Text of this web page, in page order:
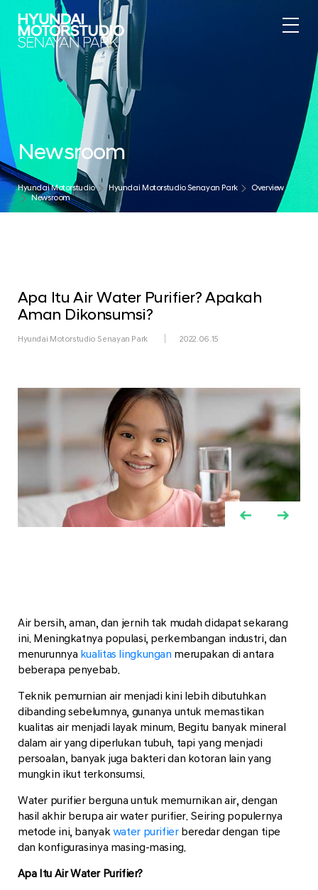
Newsroom
Hyundai Motorstudio Hyundai Motorstudio Senayan Park
Overview
Newsroom
Apa Itu Air Water Purifier? Apakah
Aman Dikonsumsi?
Hyundai Motorstudio Senayan Park 2022.06.15
Air bersih, aman, dan jernih tak mudah didapat sekarang
ini. Meningkatnya populasi, perkembangan industri, dan
menurunnya kualitas lingkungan merupakan di antara
beberapa penyebab.
Teknik pemurnian air menjadi kini lebih dibutuhkan
dibanding sebelumnya, gunanya untuk memastikan
kualitas air menjadi layak minum. Begitu banyak mineral
dalam air yang diperlukan tubuh, tapi yang menjadi
persoalan, banyak juga bakteri dan kotoran lain yang
mungkin ikut terkonsumsi.
Water purifier berguna untuk memurnikan air, dengan
hasil akhir berupa air water purifier. Seiring populernya
metode ini, banyakwater purifierberedar dengan tipe
dan konfigurasinya masing-masing.
Apa Itu Air Water Purifier?